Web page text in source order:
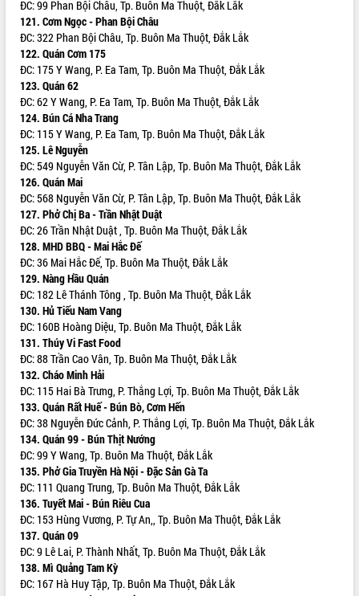
Đảm bảo cuộc bầu cử đại biểu Quốc
hội và đại biểu HĐND các cấp diễn ra
an toàn, hiệu quả, đúng quy định
Thủ tướng Chính phủ Phạm Minh Chính
kiểm tra, chỉ đạo hoàn thành các dự
án cao tốc và thăm khu tái định cư tại
Đắk Lắk
Sôi nổi Hội đua ngựa truyền thống Gò
Thì Thùng mừng Xuân Bính Ngọ 2026
Lãnh đạo tỉnh dâng hương tưởng niệm
tại Đập Đồng Cam đầu Xuân Bính Ngọ
Ngành nông nghiệp phấn đấu tăng
trưởng đạt 5,86% trong năm 2026
UBND tỉnh Đắk Lắk triển khai công tác
quốc phòng, quân sự địa phương năm
2026
Đắk Lắk tập trung toàn lực khắc phục
tồn tại IUU, sẵn sàng làm việc với
Đoàn thanh tra EC
Chủ tịch UBND tỉnh Tạ Anh Tuấn thăm,
chúc mừng các bệnh viện nhân Ngày
Thầy thuốc Việt Nam
Rộn ràng lễ hội truyền thống Sông
nước Đà Nông lần thứ I năm 2026
Kỳ họp Chuyên đề lần thứ Năm, HĐND
tỉnh Đắk Lắk thông qua các nghị quyết
quan trọng
Thống nhất danh sách giới thiệu ứng
cử đại biểu Quốc hội khoá XVI và đại
biểu HĐND tỉnh Đắk Lắk, nhiệm kỳ
2026-2031
Phát động hai phong trào thi đua quan
trọng trong kỷ nguyên mới
Hội nghị lần thứ tư Ban Chỉ đạo công
ĐC: 99 Phan Bội Châu, Tp. Buôn Ma Thuột, Đắk Lắk
121. Cơm Ngọc - Phan Bội Châu
ĐC: 322 Phan Bội Châu, Tp. Buôn Ma Thuột, Đắk Lắk
122. Quán Cơm 175
ĐC: 175 Y Wang, P. Ea Tam, Tp. Buôn Ma Thuột, Đắk Lắk
123. Quán 62
ĐC: 62 Y Wang, P. Ea Tam, Tp. Buôn Ma Thuột, Đắk Lắk
124. Bún Cá Nha Trang
ĐC: 115 Y Wang, P. Ea Tam, Tp. Buôn Ma Thuột, Đắk Lắk
125. Lê Nguyễn
ĐC: 549 Nguyễn Văn Cừ, P. Tân Lập, Tp. Buôn Ma Thuột, Đắk Lắk
126. Quán Mai
ĐC: 568 Nguyễn Văn Cừ, P. Tân Lập, Tp. Buôn Ma Thuột, Đắk Lắk
127. Phở Chị Ba - Trần Nhật Duật
ĐC: 26 Trần Nhật Duật , Tp. Buôn Ma Thuột, Đắk Lắk
128. MHD BBQ - Mai Hắc Đế
ĐC: 36 Mai Hắc Đế, Tp. Buôn Ma Thuột, Đắk Lắk
129. Nàng Hầu Quán
ĐC: 182 Lê Thánh Tông , Tp. Buôn Ma Thuột, Đắk Lắk
130. Hủ Tiếu Nam Vang
ĐC: 160B Hoàng Diệu, Tp. Buôn Ma Thuột, Đắk Lắk
131. Thúy Vi Fast Food
ĐC: 88 Trần Cao Vân, Tp. Buôn Ma Thuột, Đắk Lắk
132. Cháo Minh Hải
ĐC: 115 Hai Bà Trưng, P. Thắng Lợi, Tp. Buôn Ma Thuột, Đắk Lắk
133. Quán Rất Huế - Bún Bò, Cơm Hến
ĐC: 38 Nguyễn Đức Cảnh, P. Thắng Lợi, Tp. Buôn Ma Thuột, Đắk Lắk
134. Quán 99 - Bún Thịt Nướng
ĐC: 99 Y Wang, Tp. Buôn Ma Thuột, Đắk Lắk
135. Phở Gia Truyền Hà Nội - Đặc Sản Gà Ta
ĐC: 111 Quang Trung, Tp. Buôn Ma Thuột, Đắk Lắk
136. Tuyết Mai - Bún Riêu Cua
ĐC: 153 Hùng Vương, P. Tự An,, Tp. Buôn Ma Thuột, Đắk Lắk
137. Quán 09
ĐC: 9 Lê Lai, P. Thành Nhất, Tp. Buôn Ma Thuột, Đắk Lắk
138. Mì Quảng Tam Kỳ
ĐC: 167 Hà Huy Tập, Tp. Buôn Ma Thuột, Đắk Lắk